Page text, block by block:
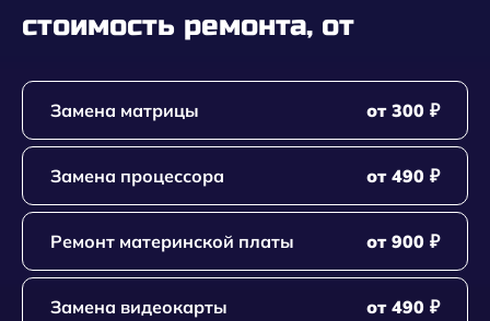
стоимость ремонта, от
Замена матрицы от 300 ₽
Замена процессора от 490 ₽
Ремонт материнской платы от 900 ₽
Замена видеокарты от 490 ₽